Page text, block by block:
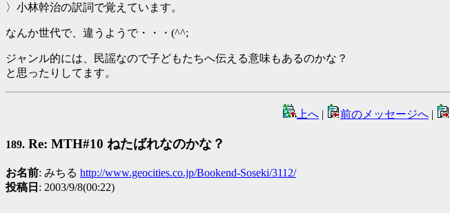
〉小林幹治の訳詞で覚えています。
なんか世代で、違うようで・・・(^^;
ジャンル的には、民謡なので子どもたちへ伝える意味もあるのかな？
と思ったりしてます。
上へ | 前のメッセージへ |
189. Re: MTH#10 ねたばれなのかな？
お名前: みちる http://www.geocities.co.jp/Bookend-Soseki/3112/
投稿日 : 2003/9/8(00:22)